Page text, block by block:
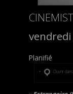
Planifié
Ouvrir dans